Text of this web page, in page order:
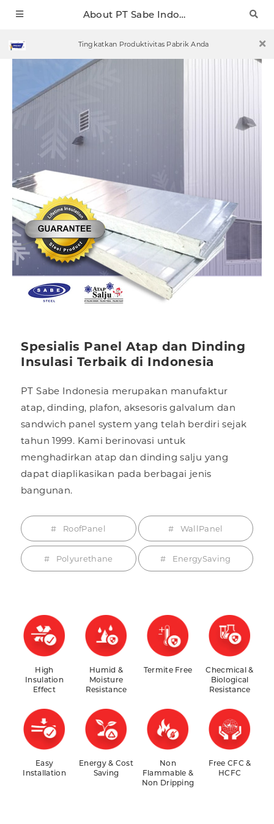
About PT Sabe Indonesia Mobile
Tingkatkan Produktivitas Pabrik Anda
Spesialis Panel Atap dan Dinding
Insulasi Terbaik di Indonesia
PT Sabe Indonesia merupakan manufaktur
atap, dinding, plafon, aksesoris galvalum dan
sandwich panel system yang telah berdiri sejak
tahun 1999. Kami berinovasi untuk
menghadirkan atap dan dinding salju yang
dapat diaplikasikan pada berbagai jenis
bangunan.
RoofPanel WallPanel
Polyurethane EnergySaving
High
Insulation
Effect
Humid &
Moisture
Resistance
Termite Free
Checmical &
Biological
Resistance
Easy
Installation
Energy & Cost
Saving
Non
Flammable &
Non Dripping
Free CFC &
HCFC